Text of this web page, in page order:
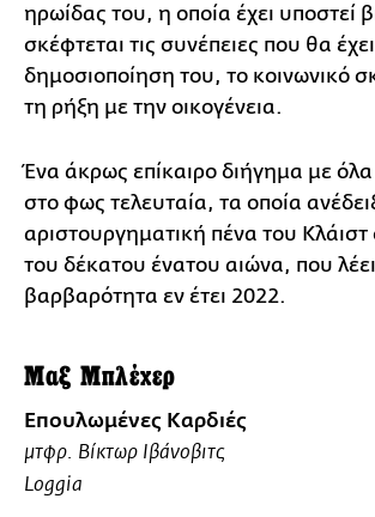
ηρωίδας του, η οποία έχει υποστεί
σκέφτεται τις συνέπειες που θα
δημοσιοποίηση του, το κοινωνικό
τη ρήξη με την οικογένεια.
Ένα άκρως επίκαιρο διήγημα με
στο φως τελευταία, τα οποία
αριστουργηματική πένα του Κλάιστ
του δέκατου ένατου αιώνα, που
βαρβαρότητα εν έτει 2022.
Μαξ Μπλέχερ
Επουλωμένες Καρδιές
μτφρ. Βίκτωρ Ιβάνοβιτς
Loggia